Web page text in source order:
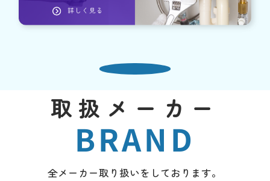
取扱メーカー
BRAND
全メーカー取り扱いをしております。